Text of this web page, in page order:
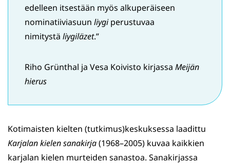
edelleen itsestään myös alkuperäiseen
nominatiiviasuun liygiperustuvaa
nimitystä liygiläzet.”
Riho Grünthal ja Vesa Koivisto kirjassa Meijän
hierus
Kotimaisten kielten (tutkimus)keskuksessa laadittu
Karjalan kielen sanakirja(1968–2005) kuvaa kaikkien
karjalan kielen murteiden sanastoa. Sanakirjassa